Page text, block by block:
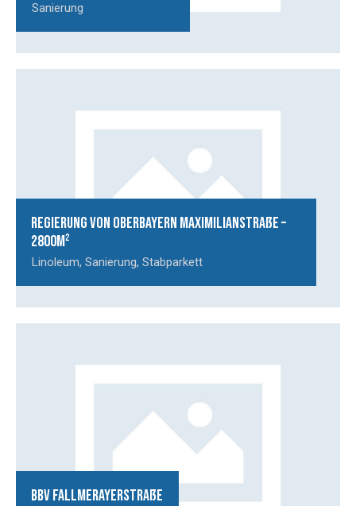
Sanierung
Regierung von Oberbayern Maximilianstraße –
2800m²
Linoleum, Sanierung, Stabparkett
BBV Fallmerayerstraße